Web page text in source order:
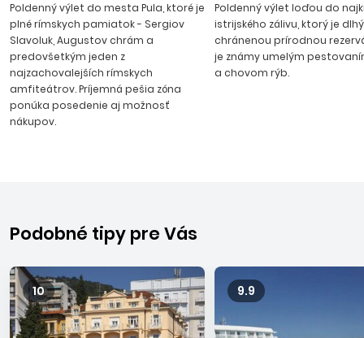
Poldenný výlet do mesta Pula, ktoré je
plné rímskych pamiatok - Sergiov
Slavoluk, Augustov chrám a
predovšetkým jeden z
najzachovalejších rímskych
amfiteátrov. Príjemná pešia zóna
ponúka posedenie aj možnosť
nákupov.
Poldenný výlet loďou do
istrijského zálivu, ktorý je dlhý
chránenou prírodnou
je známy umelým
a chovom rýb.
Podobné tipy pre Vás
10 9.9